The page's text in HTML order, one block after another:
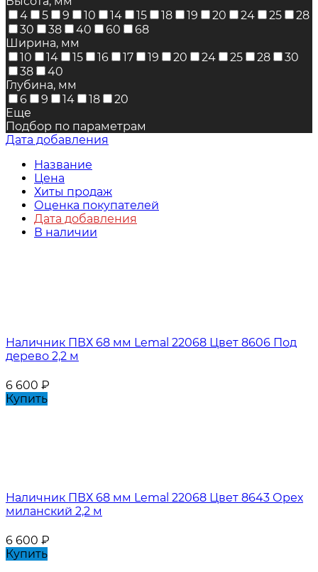
4
5 9 10 14 15 18 19 20 24 25
28
30
38 40 60
68
Ширина, мм
10
14 15 16 17 19 20 24 25 28
30
38
40
Глубина, мм
6
9 14 18
20
Еще
Подбор по параметрам
Дата добавления
Название
Цена
Хиты продаж
Оценка покупателей
Дата добавления
В наличии
Наличник ПВХ 68 мм Lemal 22068 Цвет 8606 Под
дерево 2,2 м
6 600 ₽
Купить
Наличник ПВХ 68 мм Lemal 22068 Цвет 8643 Орех
миланский 2,2 м
6 600 ₽
Купить